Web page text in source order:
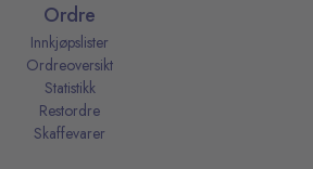
Ordre
Innkjøpslister
Ordreoversikt
Statistikk
Restordre
Skaffevarer